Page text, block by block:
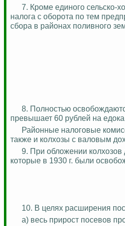
7. Кроме единого сельско-
налога с оборота по тем
сбора в районах поливного
8. Полностью
превышает 60 рублей на едока.
Районные налоговые
также и колхозы с валовым
9. При обложении колхозов
которые в 1930 г. были
10. В целях расширения
а) весь прирост посевов